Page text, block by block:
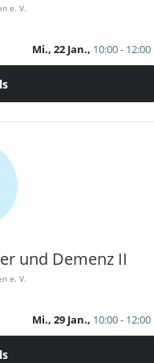
e. V.
Mi., 22 Jan., 10:00 - 12:00
und Demenz II
e. V.
Mi., 29 Jan., 10:00 - 12:00